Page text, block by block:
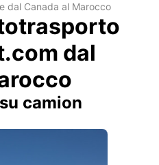
dal Canada al Marocco
dal
camion